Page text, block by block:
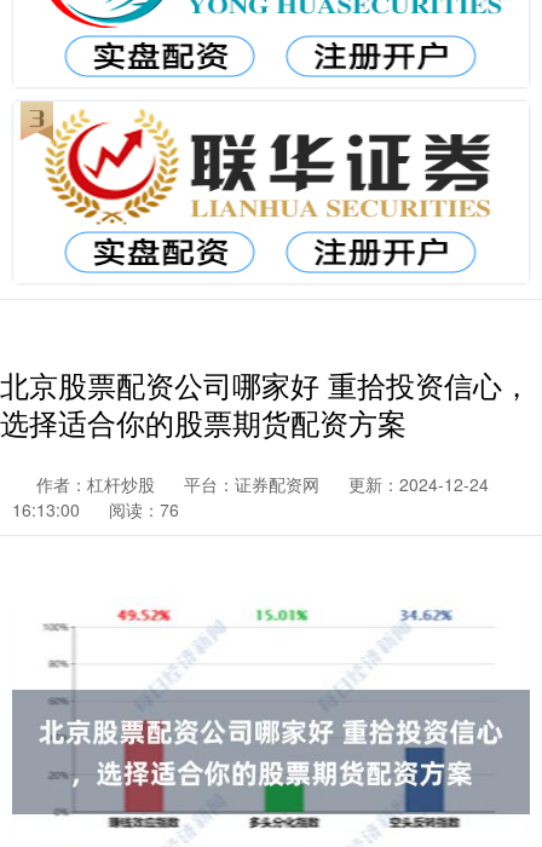
北京股票配资公司哪家好 重拾投资信心，
选择适合你的股票期货配资方案
作者：杠杆炒股 平台：证券配资网
更新：2024-12-24
16:13:00
阅读：76